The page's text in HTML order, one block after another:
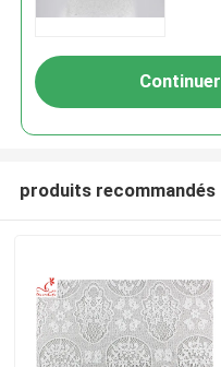
Continuer
produits recommandés